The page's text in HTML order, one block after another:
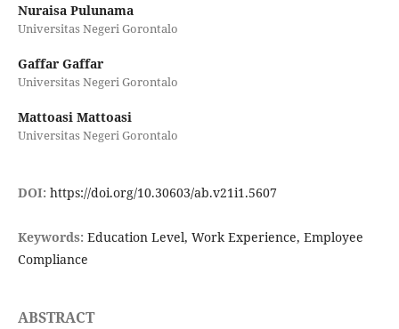
Nuraisa Pulunama
Universitas Negeri Gorontalo
Gaffar Gaffar
Universitas Negeri Gorontalo
Mattoasi Mattoasi
Universitas Negeri Gorontalo
DOI: https://doi.org/10.30603/ab.v21i1.5607
Keywords: Education Level, Work Experience, Employee
Compliance
ABSTRACT